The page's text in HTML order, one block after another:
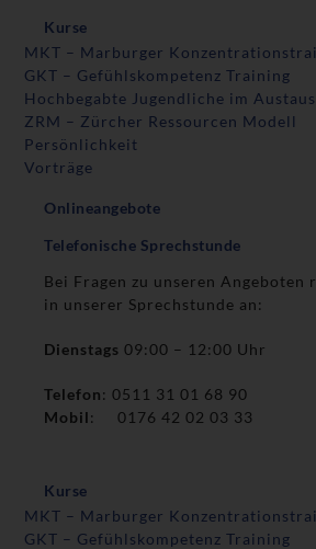
Kurse
MKT – Marburger
GKT – Gefühlskompetenz Training
Hochbegabte Jugendliche im
ZRM – Zürcher Ressourcen Modell
Persönlichkeit
Vorträge
Onlineangebote
Telefonische Sprechstunde
Bei Fragen zu unseren Angeboten
in unserer Sprechstunde an:
Dienstags09:00 – 12:00 Uhr
Telefon: 0511 31 01 68 90
Mobil: 0176 42 02 03 33
Kurse
MKT – Marburger
GKT – Gefühlskompetenz Training